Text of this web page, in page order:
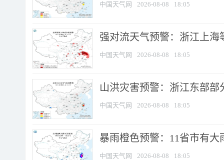
中国天气网 2026-08-08 18:05
强对流天气预警：浙江上海
中国天气网 2026-08-08 18:05
山洪灾害预警：浙江东部
中国天气网 2026-08-08 18:05
暴雨橙色预警：11省市有
中国天气网 2026-08-08 18:05